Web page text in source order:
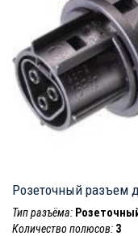
Розеточный разъем
Тип разъёма:
Количество полюсов: 3